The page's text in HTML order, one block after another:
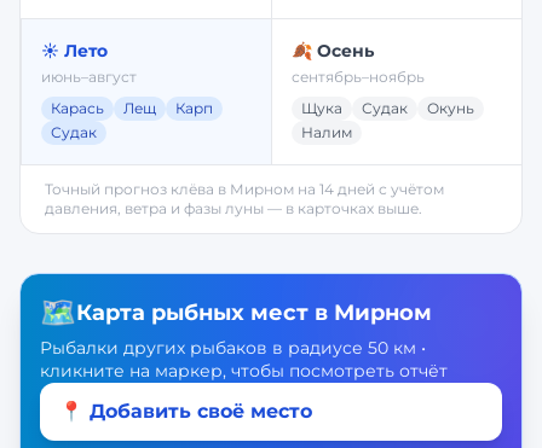
☀️ Лето
июнь–август
Карась
Лещ
Карп
Судак
🍂 Осень
сентябрь–ноябрь
Щука
Судак
Окунь
Налим
Точный прогноз клёва в Мирном на 14 дней с учётом
давления, ветра и фазы луны — в карточках выше.
🗺️Карта рыбных мест в Мирном
Рыбалки других рыбаков в радиусе 50 км •
кликните на маркер, чтобы посмотреть отчёт
📍 Добавить своё место